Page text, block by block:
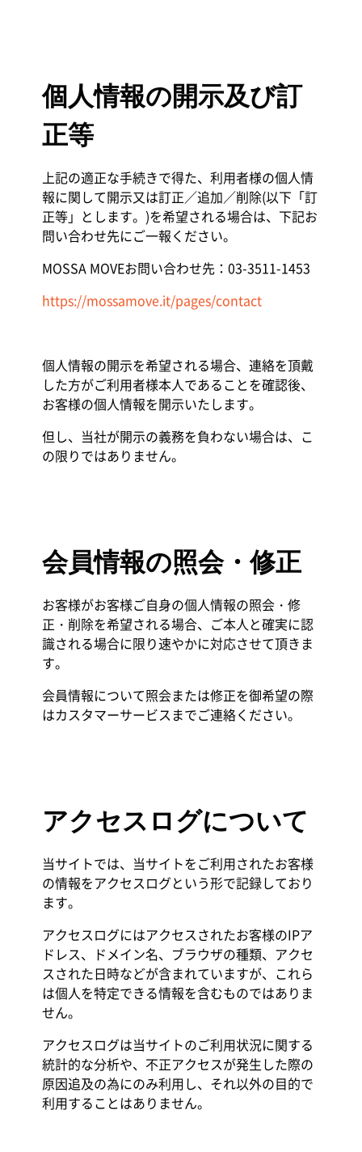
個人情報の開示及び訂
正等
上記の適正な手続きで得た、利用者様の個人情
報に関して開示又は訂正／追加／削除(以下「訂
正等」とします。)を希望される場合は、下記お
問い合わせ先にご一報ください。
MOSSA MOVEお問い合わせ先：03-3511-1453
https://mossamove.it/pages/contact
個人情報の開示を希望される場合、連絡を頂戴
した方がご利用者様本人であることを確認後、
お客様の個人情報を開示いたします。
但し、当社が開示の義務を負わない場合は、こ
の限りではありません。
会員情報の照会・修正
お客様がお客様ご自身の個人情報の照会・修
正・削除を希望される場合、ご本人と確実に認
識される場合に限り速やかに対応させて頂きま
す。
会員情報について照会または修正を御希望の際
はカスタマーサービスまでご連絡ください。
アクセスログについて
当サイトでは、当サイトをご利用されたお客様
の情報をアクセスログという形で記録しており
ます。
アクセスログにはアクセスされたお客様のIPア
ドレス、ドメイン名、ブラウザの種類、アクセ
スされた日時などが含まれていますが、これら
は個人を特定できる情報を含むものではありま
せん。
アクセスログは当サイトのご利用状況に関する
統計的な分析や、不正アクセスが発生した際の
原因追及の為にのみ利用し、それ以外の目的で
利用することはありません。